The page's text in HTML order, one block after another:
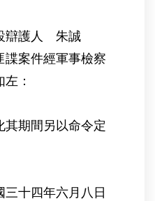
辯護人 朱誠
諜案件經軍事檢察
：
其期間另以命令定
十四年六月八日